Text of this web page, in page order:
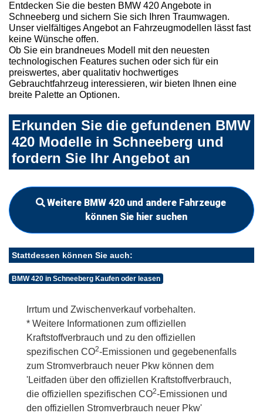
Entdecken Sie die besten BMW 420 Angebote in
Schneeberg und sichern Sie sich Ihren Traumwagen.
Unser vielfältiges Angebot an Fahrzeugmodellen lässt fast
keine Wünsche offen.
Ob Sie ein brandneues Modell mit den neuesten
technologischen Features suchen oder sich für ein
preiswertes, aber qualitativ hochwertiges
Gebrauchtfahrzeug interessieren, wir bieten Ihnen eine
breite Palette an Optionen.
Erkunden Sie die gefundenen BMW
420 Modelle in Schneeberg und
fordern Sie Ihr Angebot an
Weitere BMW 420 und andere Fahrzeuge
können Sie hier suchen
Stattdessen können Sie auch:
BMW 420 in Schneeberg Kaufen oder leasen
Irrtum und Zwischenverkauf vorbehalten.
* Weitere Informationen zum offiziellen
Kraftstoffverbrauch und zu den offiziellen
spezifischen CO2-Emissionen und gegebenenfalls
zum Stromverbrauch neuer Pkw können dem
'Leitfaden über den offiziellen Kraftstoffverbrauch,
die offiziellen spezifischen CO2-Emissionen und
den offiziellen Stromverbrauch neuer Pkw'